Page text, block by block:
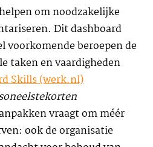
om noodzakelijke
Dit dashboard
voorkomende beroepen de
taken en vaardigheden
Skills (werk.nl)
vraagt om méér
ook de organisatie